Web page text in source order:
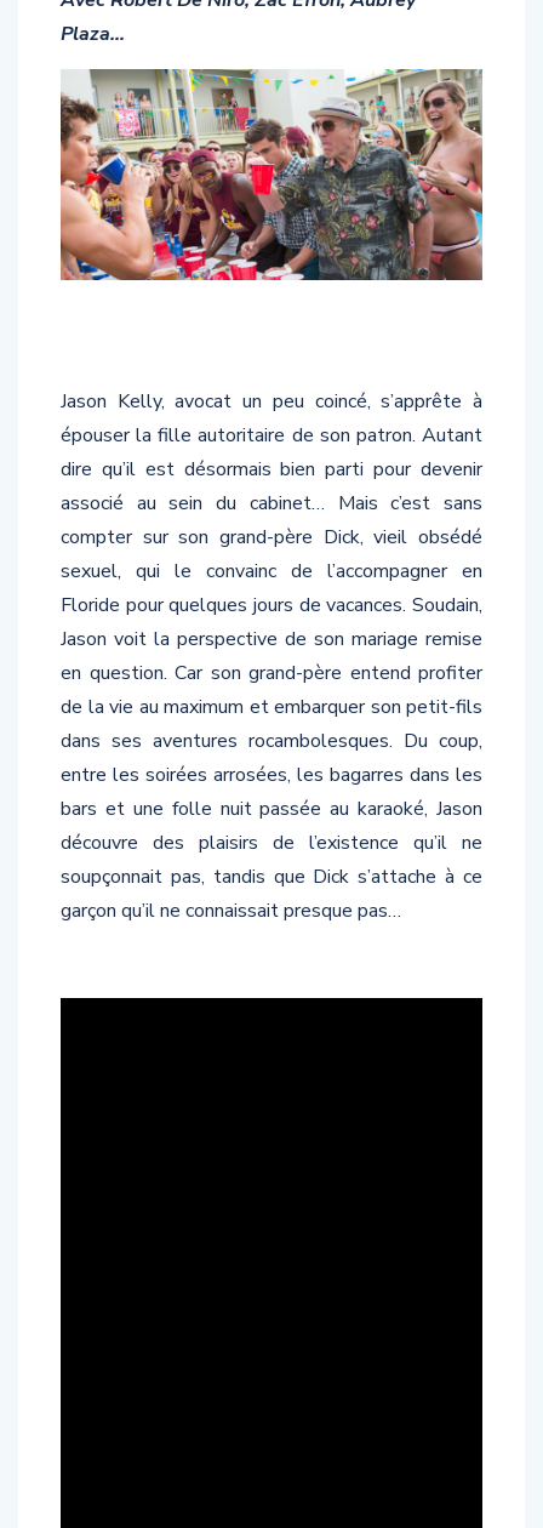
Plaza…
Jason Kelly, avocat un peu coincé, s’apprête à
épouser la fille autoritaire de son patron. Autant
dire qu’il est désormais bien parti pour devenir
associé au sein du cabinet… Mais c’est sans
compter sur son grand-père Dick, vieil obsédé
sexuel, qui le convainc de l’accompagner en
Floride pour quelques jours de vacances. Soudain,
Jason voit la perspective de son mariage remise
en question. Car son grand-père entend profiter
de la vie au maximum et embarquer son petit-fils
dans ses aventures rocambolesques. Du coup,
entre les soirées arrosées, les bagarres dans les
bars et une folle nuit passée au karaoké, Jason
découvre des plaisirs de l’existence qu’il ne
soupçonnait pas, tandis que Dick s’attache à ce
garçon qu’il ne connaissait presque pas…